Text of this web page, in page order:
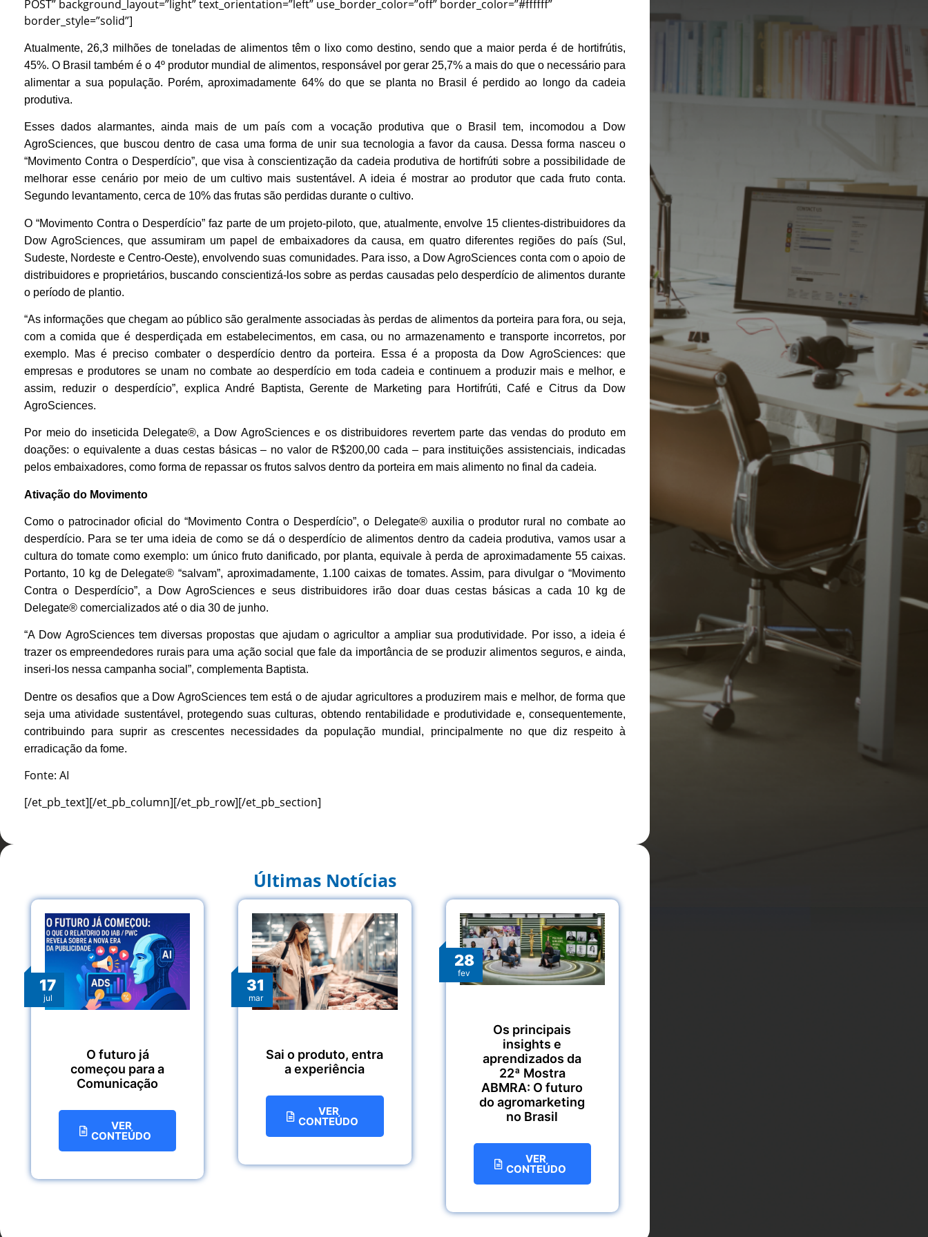
POST” background_layout=”light” text_orientation=”left” use_border_color=”off” border_color=”#ffffff”
border_style=”solid”]
Atualmente, 26,3 milhões de toneladas de alimentos têm o lixo como destino, sendo que a maior perda é de hortifrútis,
45%. O Brasil também é o 4º produtor mundial de alimentos, responsável por gerar 25,7% a mais do que o necessário para
alimentar a sua população. Porém, aproximadamente 64% do que se planta no Brasil é perdido ao longo da cadeia
produtiva.
Esses dados alarmantes, ainda mais de um país com a vocação produtiva que o Brasil tem, incomodou a Dow
AgroSciences, que buscou dentro de casa uma forma de unir sua tecnologia a favor da causa. Dessa forma nasceu o
“Movimento Contra o Desperdício”, que visa à conscientização da cadeia produtiva de hortifrúti sobre a possibilidade de
melhorar esse cenário por meio de um cultivo mais sustentável. A ideia é mostrar ao produtor que cada fruto conta.
Segundo levantamento, cerca de 10% das frutas são perdidas durante o cultivo.
O “Movimento Contra o Desperdício” faz parte de um projeto-piloto, que, atualmente, envolve 15 clientes-distribuidores da
Dow AgroSciences, que assumiram um papel de embaixadores da causa, em quatro diferentes regiões do país (Sul,
Sudeste, Nordeste e Centro-Oeste), envolvendo suas comunidades. Para isso, a Dow AgroSciences conta com o apoio de
distribuidores e proprietários, buscando conscientizá-los sobre as perdas causadas pelo desperdício de alimentos durante
o período de plantio.
“As informações que chegam ao público são geralmente associadas às perdas de alimentos da porteira para fora, ou seja,
com a comida que é desperdiçada em estabelecimentos, em casa, ou no armazenamento e transporte incorretos, por
exemplo. Mas é preciso combater o desperdício dentro da porteira. Essa é a proposta da Dow AgroSciences: que
empresas e produtores se unam no combate ao desperdício em toda cadeia e continuem a produzir mais e melhor, e
assim, reduzir o desperdício”, explica André Baptista, Gerente de Marketing para Hortifrúti, Café e Citrus da Dow
AgroSciences.
Por meio do inseticida Delegate®, a Dow AgroSciences e os distribuidores revertem parte das vendas do produto em
doações: o equivalente a duas cestas básicas – no valor de R$200,00 cada – para instituições assistenciais, indicadas
pelos embaixadores, como forma de repassar os frutos salvos dentro da porteira em mais alimento no final da cadeia.
Ativação do Movimento
Como o patrocinador oficial do “Movimento Contra o Desperdício”, o Delegate® auxilia o produtor rural no combate ao
desperdício. Para se ter uma ideia de como se dá o desperdício de alimentos dentro da cadeia produtiva, vamos usar a
cultura do tomate como exemplo: um único fruto danificado, por planta, equivale à perda de aproximadamente 55 caixas.
Portanto, 10 kg de Delegate® “salvam”, aproximadamente, 1.100 caixas de tomates. Assim, para divulgar o “Movimento
Contra o Desperdício”, a Dow AgroSciences e seus distribuidores irão doar duas cestas básicas a cada 10 kg de
Delegate® comercializados até o dia 30 de junho.
“A Dow AgroSciences tem diversas propostas que ajudam o agricultor a ampliar sua produtividade. Por isso, a ideia é
trazer os empreendedores rurais para uma ação social que fale da importância de se produzir alimentos seguros, e ainda,
inseri-los nessa campanha social”, complementa Baptista.
Dentre os desafios que a Dow AgroSciences tem está o de ajudar agricultores a produzirem mais e melhor, de forma que
seja uma atividade sustentável, protegendo suas culturas, obtendo rentabilidade e produtividade e, consequentemente,
contribuindo para suprir as crescentes necessidades da população mundial, principalmente no que diz respeito à
erradicação da fome.
Fonte: AI
[/et_pb_text][/et_pb_column][/et_pb_row][/et_pb_section]
Últimas Notícias
17
jul
O futuro já
começou para a
Comunicação
VER
CONTEÚDO
31
mar
Sai o produto, entra
a experiência
VER
CONTEÚDO
28
fev
Os principais
insights e
aprendizados da
22ª Mostra
ABMRA: O futuro
do agromarketing
no Brasil
VER
CONTEÚDO